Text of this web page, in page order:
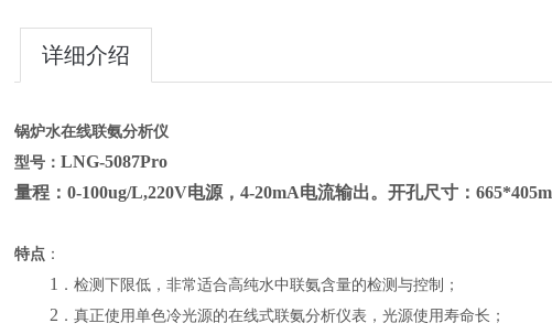
详细介绍
锅炉水在线联氨分析仪
型号： LNG-5087Pro
量程：0-100ug/L,220V电源，4-20mA电流输出。开孔尺寸：
特点 ：
1 ．检测下限低，非常适合高纯水中联氨含量的检测与控制；
2 ．真正使用单色冷光源的在线式联氨分析仪表，光源使用寿命长；